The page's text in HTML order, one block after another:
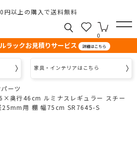
円以上の購入で送料無料
0
ラックお見積りサービス 詳細はこちら
家具・インテリアはこちら
ーツ
奥行46cm ルミナスレギュラー スチー
25mm用 棚 幅75cm SR7645-S